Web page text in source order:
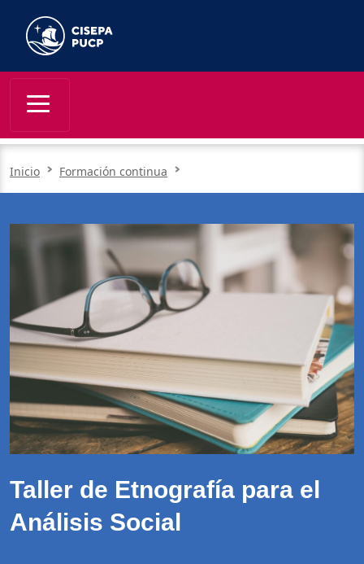
Inicio Formación continua
Taller de Etnografía para el
Análisis Social